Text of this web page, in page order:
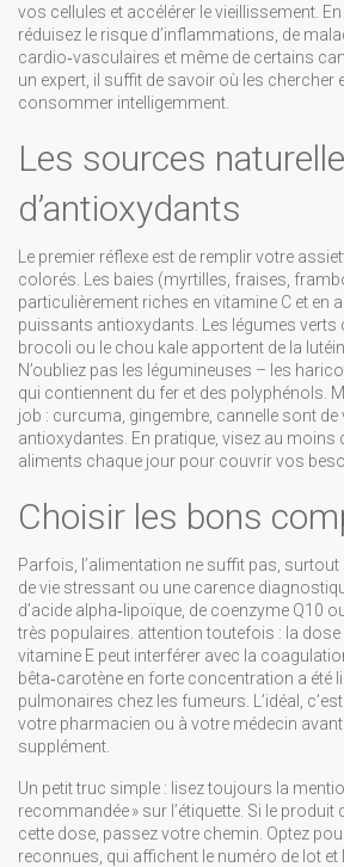
vos cellules et accélérer le vieillissement.
réduisez le risque d’inflammations, de
cardio‑vasculaires et même de certains
un expert, il suffit de savoir où les chercher
consommer intelligemment.
Les sources
d’antioxydants
Le premier réflexe est de remplir votre
colorés. Les baies (myrtilles, fraises,
particulièrement riches en vitamine C et en
puissants antioxydants. Les légumes verts
brocoli ou le chou kale apportent de la
N’oubliez pas les légumineuses – les
qui contiennent du fer et des polyphénols.
job : curcuma, gingembre, cannelle sont
antioxydantes. En pratique, visez au moins
aliments chaque jour pour couvrir vos
Choisir les bons
Parfois, l’alimentation ne suffit pas,
de vie stressant ou une carence
d’acide alpha‑lipoïque, de coenzyme Q10
très populaires. attention toutefois : la dose
vitamine E peut interférer avec la
bêta‑carotène en forte concentration a été
pulmonaires chez les fumeurs. L’idéal,
votre pharmacien ou à votre médecin avant
supplément.
Un petit truc simple : lisez toujours la
recommandée » sur l’étiquette. Si le
cette dose, passez votre chemin. Optez
reconnues, qui affichent le numéro de lot et